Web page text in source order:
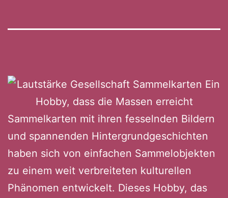
Sammelkarten mit ihren fesselnden Bildern
und spannenden Hintergrundgeschichten
haben sich von einfachen Sammelobjekten
zu einem weit verbreiteten kulturellen
Phänomen entwickelt. Dieses Hobby, das